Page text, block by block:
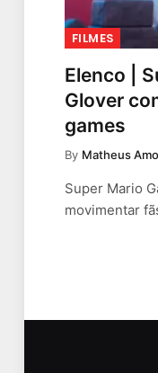
FILMES
Elenco |
Glover
games
By Matheus
Super Mario
movimentar